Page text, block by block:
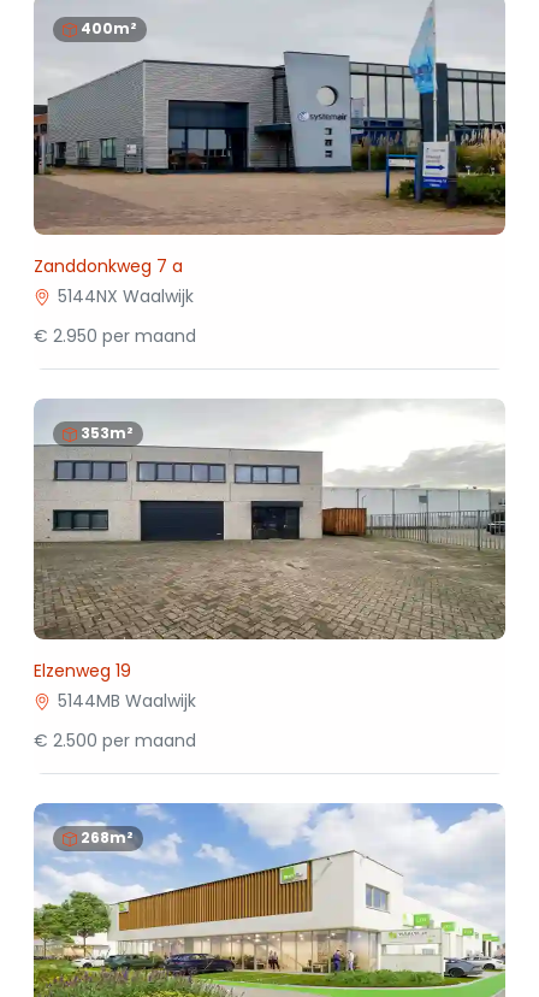
400m²
Zanddonkweg 7 a
5144NX Waalwijk
€ 2.950 per maand
353m²
Elzenweg 19
5144MB Waalwijk
€ 2.500 per maand
268m²